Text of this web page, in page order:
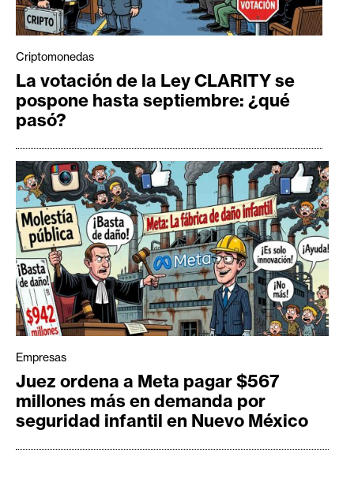
Criptomonedas
La votación de la Ley CLARITY se
pospone hasta septiembre: ¿qué
pasó?
Empresas
Juez ordena a Meta pagar $567
millones más en demanda por
seguridad infantil en Nuevo México